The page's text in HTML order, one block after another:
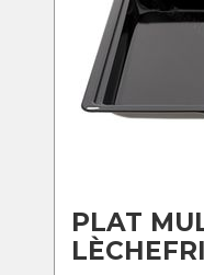
PLAT